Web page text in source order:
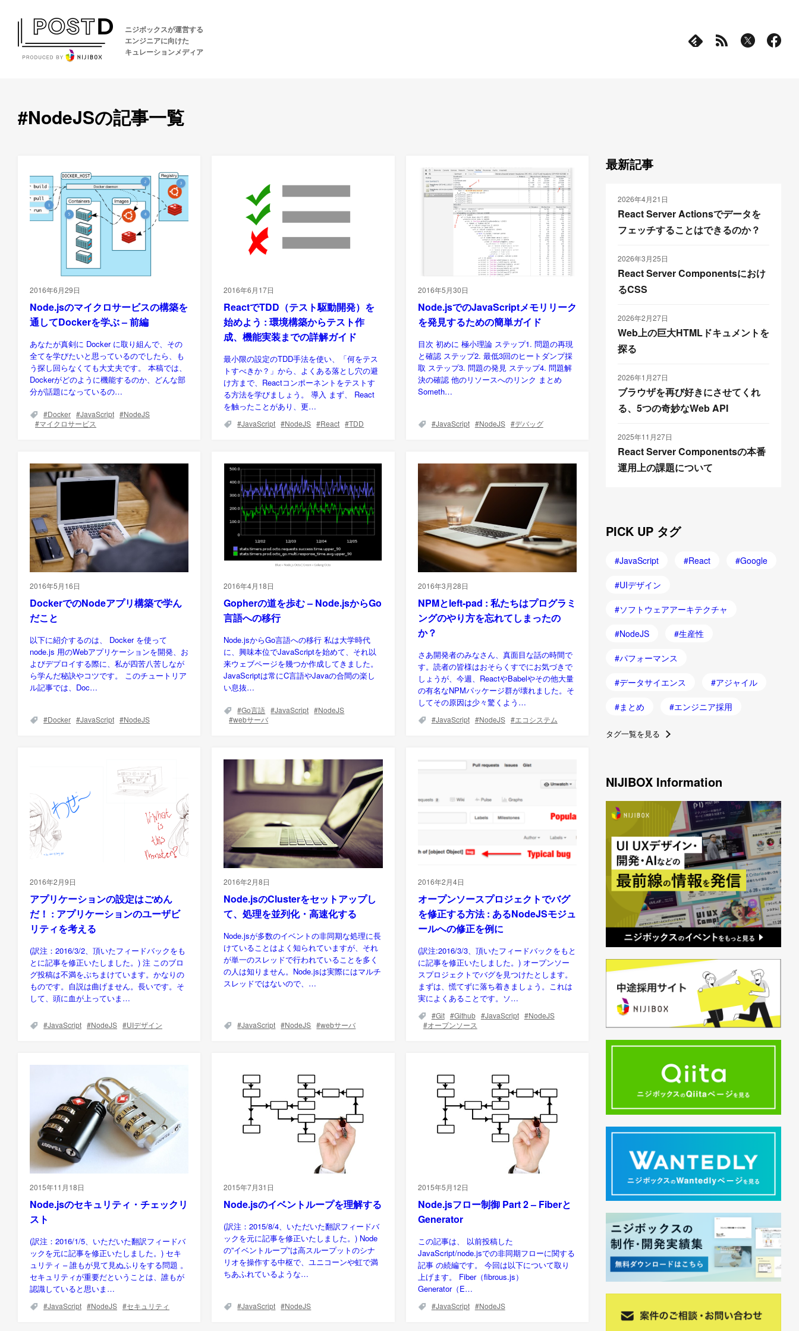
ニジボックスが運営する
エンジニアに向けた
キュレーションメディア
#NodeJSの記事一覧
2016年6月29日
Node.jsのマイクロサービスの構築を
通してDockerを学ぶ – 前編
あなたが真剣に Docker に取り組んで、その
全てを学びたいと思っているのでしたら、も
う探し回らなくても大丈夫です。 本稿では、
Dockerがどのように機能するのか、どんな部
分が話題になっているの…
Docker JavaScript
NodeJS
マイクロサービス
2016年6月17日
ReactでTDD（テスト駆動開発）を
始めよう : 環境構築からテスト作
成、機能実装までの詳解ガイド
最小限の設定のTDD手法を使い、「何をテス
トすべきか？」から、よくある落とし穴の避
け方まで、Reactコンポーネントをテストす
る方法を学びましょう。 導入 まず、 React
を触ったことがあり、更…
JavaScript NodeJS React TDD
2016年5月30日
Node.jsでのJavaScriptメモリリーク
を発見するための簡単ガイド
目次 初めに 極小理論 ステップ1. 問題の再現
と確認 ステップ2. 最低3回のヒートダンプ採
取 ステップ3. 問題の発見 ステップ4. 問題解
決の確認 他のリソースへのリンク まとめ
Someth…
JavaScript NodeJS デバッグ
2016年5月16日
DockerでのNodeアプリ構築で学ん
だこと
以下に紹介するのは、 Docker を使って
node.js 用のWebアプリケーションを開発、お
よびデプロイする際に、私が四苦八苦しなが
ら学んだ秘訣やコツです。 このチュートリア
ル記事では、Doc…
Docker JavaScript NodeJS
2016年4月18日
Gopherの道を歩む – Node.jsからGo
言語への移行
Node.jsからGo言語への移行 私は大学時代
に、興味本位でJavaScriptを始めて、それ以
来ウェブページを幾つか作成してきました。
JavaScriptは常にC言語やJavaの合間の楽し
い息抜…
Go言語 JavaScript
NodeJS
webサーバ
2016年3月28日
NPMとleft-pad : 私たちはプログラミ
ングのやり方を忘れてしまったの
か？
さあ開発者のみなさん、真面目な話の時間で
す。読者の皆様はおそらくすでにお気づきで
しょうが、今週、ReactやBabelやその他大量
の有名なNPMパッケージ群が壊れました。そ
してその原因は少々驚くよう…
JavaScript NodeJS エコシステム
2016年2月9日
アプリケーションの設定はごめん
だ！ : アプリケーションのユーザビ
リティを考える
(訳注：2016/3/2、頂いたフィードバックをも
とに記事を修正いたしました。) 注 このブロ
グ投稿は不満をぶちまけています。かなりの
ものです。自説は曲げません。長いです。そ
して、頭に血が上っていま…
JavaScript NodeJS UIデザイン
2016年2月8日
Node.jsのClusterをセットアップし
て、処理を並列化・高速化する
Node.jsが多数のイベントの非同期な処理に長
けていることはよく知られていますが、それ
が単一のスレッドで行われていることを多く
の人は知りません。Node.jsは実際にはマルチ
スレッドではないので、…
JavaScript NodeJS webサーバ
2016年2月4日
オープンソースプロジェクトでバグ
を修正する方法 : あるNodeJSモジュ
ールへの修正を例に
(訳注:2016/3/3、頂いたフィードバックをもと
に記事を修正いたしました。) オープンソー
スプロジェクトでバグを見つけたとします。
まずは、慌てずに落ち着きましょう。これは
実によくあることです。ソ…
Git Github JavaScript
NodeJS
オープンソース
2015年11月18日
Node.jsのセキュリティ・チェックリ
スト
(訳注：2016/1/5、いただいた翻訳フィードバ
ックを元に記事を修正いたしました。) セキ
ュリティ – 誰もが見て見ぬふりをする問題 。
セキュリティが重要だということは、誰もが
認識していると思いま…
JavaScript NodeJS セキュリティ
2015年7月31日
Node.jsのイベントループを理解する
(訳注：2015/8/4、いただいた翻訳フィードバ
ックを元に記事を修正いたしました。) Node
の”イベントループ”は高スループットのシナ
リオを操作する中枢で、ユニコーンや虹で満
ちあふれているような…
JavaScript NodeJS
2015年5月12日
Node.jsフロー制御 Part 2 – Fiberと
Generator
この記事は、 以前投稿した
JavaScript/node.jsでの非同期フローに関する
記事 の続編です。 今回は以下について取り
上げます。 Fiber（fibrous.js）
Generator（E…
JavaScript NodeJS
最新記事
2026年4月21日
React Server Actionsでデータを
フェッチすることはできるのか？
2026年3月25日
React Server Componentsにおけ
るCSS
2026年2月27日
Web上の巨大HTMLドキュメントを
探る
2026年1月27日
ブラウザを再び好きにさせてくれ
る、5つの奇妙なWeb API
2025年11月27日
React Server Componentsの本番
運用上の課題について
PICK UP タグ
JavaScript React Google
UIデザイン
ソフトウェアアーキテクチャ
NodeJS 生産性
パフォーマンス
データサイエンス アジャイル
まとめ エンジニア採用
タグ一覧を見る
NIJIBOX Information